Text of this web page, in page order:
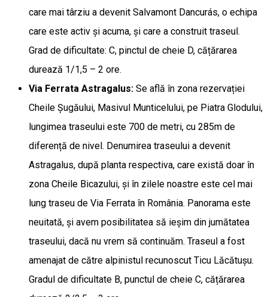
care mai târziu a devenit Salvamont Dancurás, o echipa
care este activ și acuma, și care a construit traseul.
Grad de dificultate: C, pinctul de cheie D, cățărarea
durează 1/1,5 – 2 ore.
Via Ferrata Astragalus: Se află în zona rezervației
Cheile Șugăului, Masivul Munticelului, pe Piatra Glodului,
lungimea traseului este 700 de metri, cu 285m de
diferență de nivel. Denumirea traseului a devenit
Astragalus, după planta respectiva, care există doar în
zona Cheile Bicazului, și în zilele noastre este cel mai
lung traseu de Via Ferrata în România. Panorama este
neuitată, și avem posibilitatea să ieșim din jumătatea
traseului, dacă nu vrem să continuăm. Traseul a fost
amenajat de către alpinistul recunoscut Ticu Lăcătușu.
Gradul de dificultate B, punctul de cheie C, cățărarea